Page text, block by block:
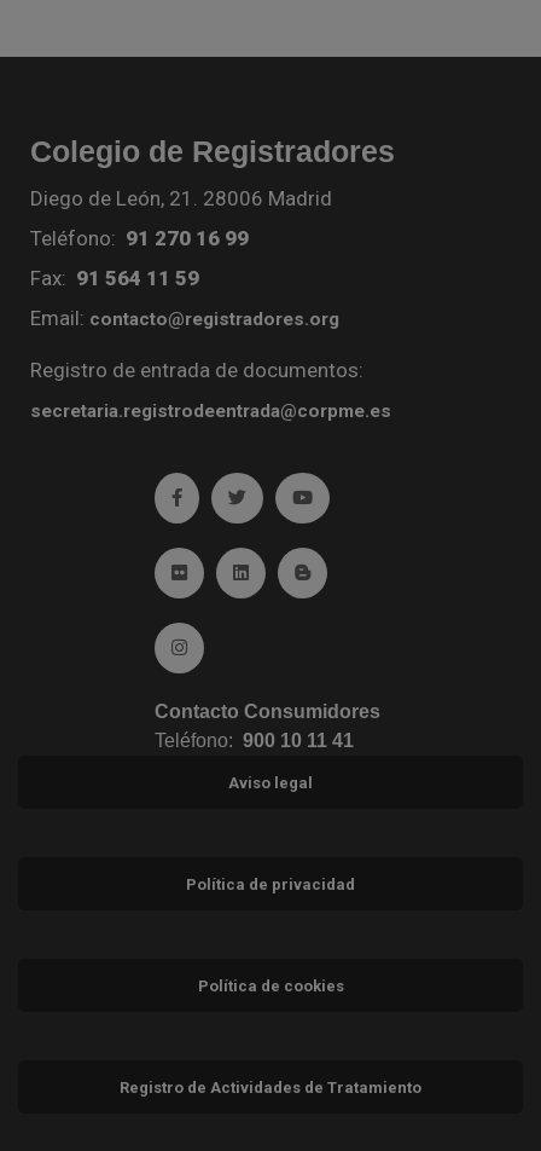
Colegio de Registradores
Diego de León, 21. 28006 Madrid
Teléfono: 91 270 16 99
Fax: 91 564 11 59
Email: contacto@registradores.org
Registro de entrada de documentos:
secretaria.registrodeentrada@corpme.es
Ir a facebook (abre en ventana nueva)
Ir a twitter (abre en ventana nueva)
Ir a YouTube (abre en
Ir a Flickr (abre en ventana nueva)
Ir a Linkedin (abre en ventana nueva)
Ir al Blog (abre en ventana
Ir a Instagram (abre en ventana nueva)
Contacto Consumidores
Teléfono: 900 10 11 41
Aviso legal
Política de privacidad
Política de cookies
Registro de Actividades de Tratamiento